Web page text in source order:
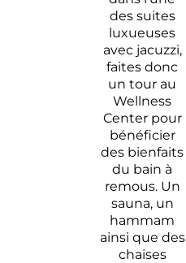
des suites
luxueuses
avec jacuzzi,
faites donc
un tour au
Wellness
Center pour
bénéficier
des bienfaits
du bain à
remous. Un
sauna, un
hammam
ainsi que des
chaises